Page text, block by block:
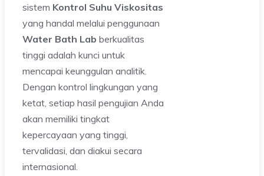
sistem Kontrol Suhu Viskositas
yang handal melalui penggunaan
Water Bath Lab berkualitas
tinggi adalah kunci untuk
mencapai keunggulan analitik.
Dengan kontrol lingkungan yang
ketat, setiap hasil pengujian Anda
akan memiliki tingkat
kepercayaan yang tinggi,
tervalidasi, dan diakui secara
internasional.